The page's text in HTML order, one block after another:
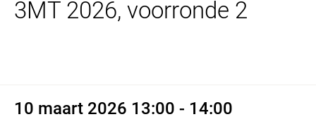
10 maart 2026 13:00 - 14:00